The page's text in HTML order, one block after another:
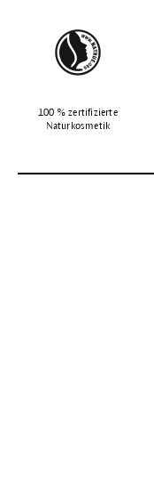
100 % zertifizierte
Naturkosmetik